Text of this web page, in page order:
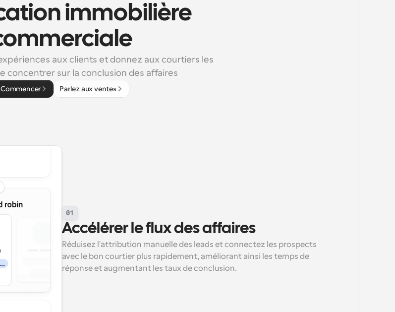
immobilière
aux clients et donnez aux courtiers les
concentrer sur la conclusion des affaires
Commencer Parlez aux ventes
01
Accélérer le flux des affaires
Réduisez l'attribution manuelle des leads et connectez les prospects
avec le bon courtier plus rapidement, améliorant ainsi les temps de
réponse et augmentant les taux de conclusion.